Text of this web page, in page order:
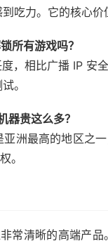
吃力。它的核心价
所有游戏吗？
，相比广播 IP 安
。
器贵这么多？
洲最高的地区之
。
常清晰的高端产